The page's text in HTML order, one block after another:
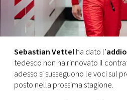
PRINCIPATO
DI
MONACO
RMC
CONSIGLIA
Sebastian Vettelha dato l’
tedesco non ha rinnovato il
adesso si susseguono le voci sul
posto nella prossima stagione.